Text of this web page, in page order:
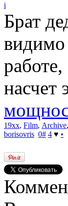
i
Брат
видимо
насчет
19xx, Film, Archive,
borisovris 0# 4 ♥ •